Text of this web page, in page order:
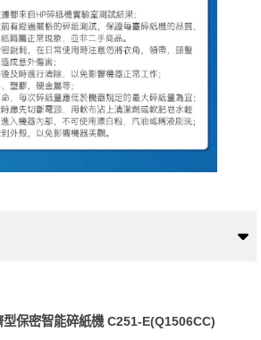
保密智能碎紙機 C251-E(Q1506CC)